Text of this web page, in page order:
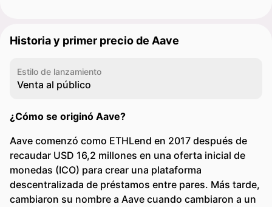
Historia y primer precio de Aave
Estilo de lanzamiento
Venta al público
¿Cómo se originó Aave?
Aave comenzó como ETHLend en 2017 después de
recaudar USD 16,2 millones en una oferta inicial de
monedas (ICO) para crear una plataforma
descentralizada de préstamos entre pares. Más tarde,
cambiaron su nombre a Aave cuando cambiaron a un